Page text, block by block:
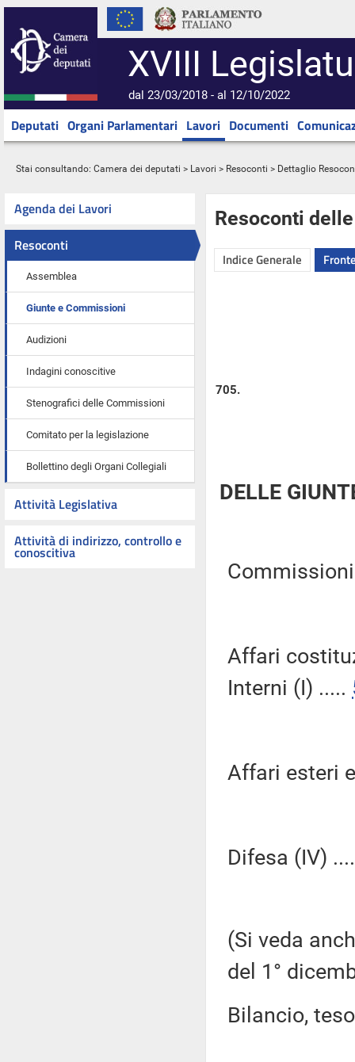
XVIII
dal 23/03/2018 - al 12/10/2022
Deputati Organi Parlamentari Lavori Documenti
Stai consultando: Camera dei deputati > Lavori > Resoconti > Dettaglio
Agenda dei Lavori
Resoconti
Assemblea
Giunte e Commissioni
Audizioni
Indagini conoscitive
Stenografici delle Commissioni
Comitato per la legislazione
Bollettino degli Organi Collegiali
Attività Legislativa
Attività di indirizzo, controllo e
conoscitiva
Resoconti
Indice Generale
705.
DELLE
Affari
Interni (I) .....
Affari esteri
Difesa (IV)
(Si veda
del 1°
Bilancio,